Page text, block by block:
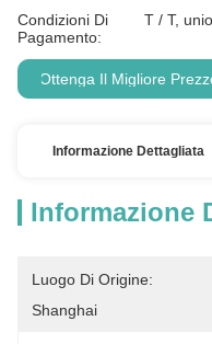
Condizioni Di
Pagamento:
T / T,
Ottenga Il Migliore
Informazione Dettagliata
Informazione
Luogo Di Origine:
Shanghai